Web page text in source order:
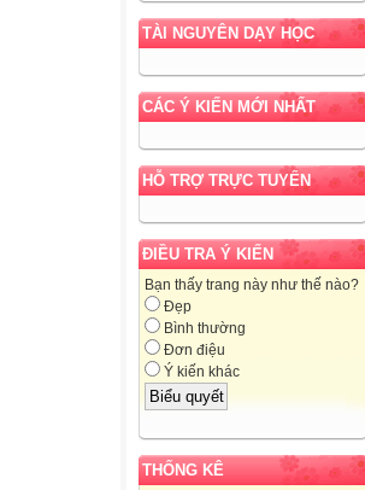
TÀI NGUYÊN DẠY HỌC
CÁC Ý KIẾN MỚI NHẤT
HỖ TRỢ TRỰC TUYẾN
ĐIỀU TRA Ý KIẾN
Bạn thấy trang này như thế nào?
Đẹp
Bình thường
Đơn điệu
Ý kiến khác
THỐNG KÊ